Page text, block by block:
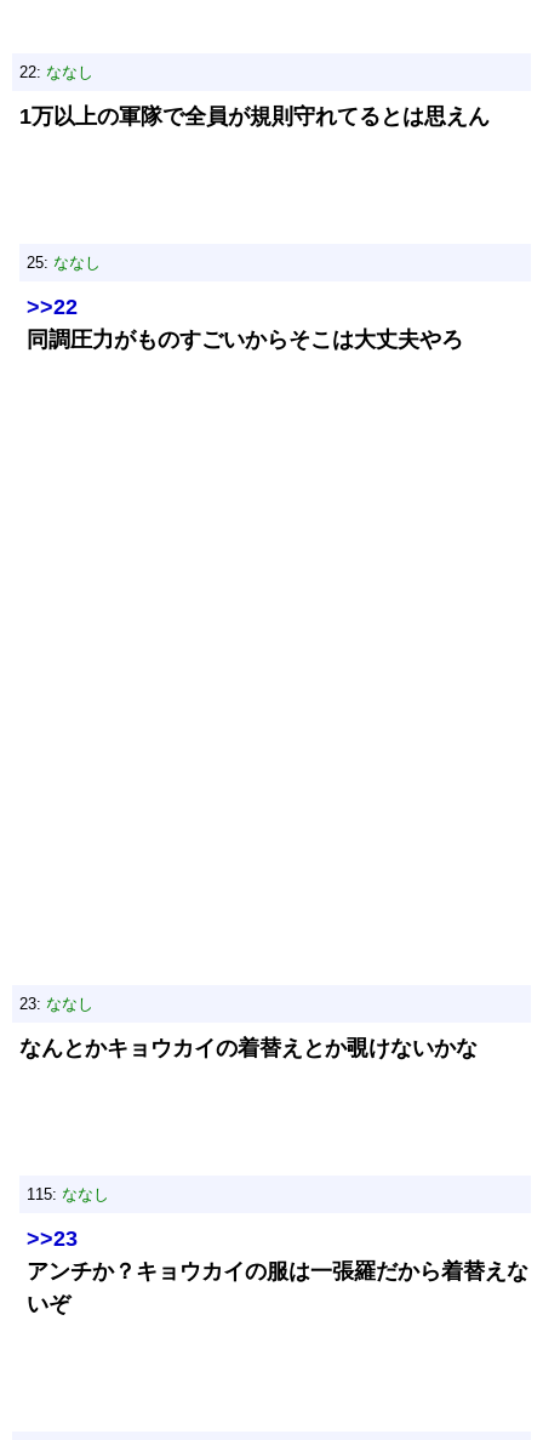
22: ななし
1万以上の軍隊で全員が規則守れてるとは思えん
25: ななし
>>22
同調圧力がものすごいからそこは大丈夫やろ
23: ななし
なんとかキョウカイの着替えとか覗けないかな
115: ななし
>>23
アンチか？キョウカイの服は一張羅だから着替えな
いぞ